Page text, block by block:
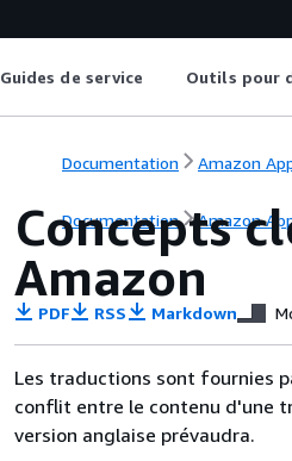
Guides de service Outils pour
Documentation Amazon
Documentation Amazon
Concepts
Amazon
PDF RSS Markdown
Les traductions sont fournies
conflit entre le contenu d'une
version anglaise prévaudra.